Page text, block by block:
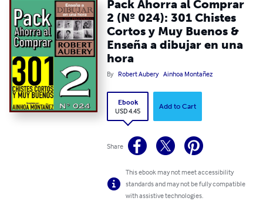
Pack Ahorra al Comprar
2 (Nº 024): 301 Chistes
Cortos y Muy Buenos &
Enseña a dibujar en una
hora
By Robert Aubery Ainhoa Montañez
Ebook
USD 4.45
Add to Cart
Share
This ebook may not meet accessibility
standards and may not be fully compatible
with assistive technologies.